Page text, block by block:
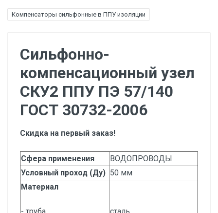
Компенсаторы сильфонные в ППУ изоляции
Сильфонно-
компенсационный узел
СКУ2 ППУ ПЭ 57/140
ГОСТ 30732-2006
Скидка на первый заказ!
Сфера применения
ВОДОПРОВОДЫ
Условный проход (Ду) 50 мм
Материал